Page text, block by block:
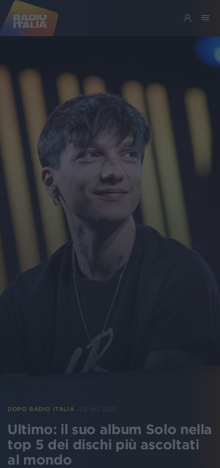
DOPO RADIO ITALIA 26 ott 2021
Ultimo: il suo album Solo nella
top 5 dei dischi più ascoltati
al mondo